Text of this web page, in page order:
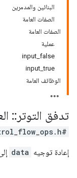
البنائين والمدمرين
الصفات العامة
الصفات العامة
عملية
input_false
input_true
الوظائف العامة
تدفق التوتر ::
#include <control_flow_ops.h>
إعادة توجيه data